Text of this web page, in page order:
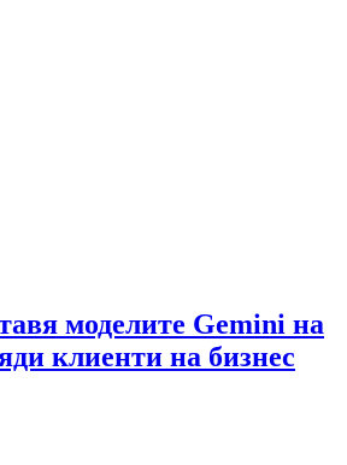
моделите Gemini на
клиенти на бизнес